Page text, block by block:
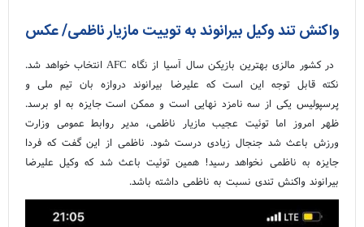
واکنش تند وکیل بیرانوند به توییت مازیار ناظمی/ عکس
در کشور مالزی بهترین بازیکن سال آسیا از نگاه AFC انتخاب خواهد شد.
نکته قابل توجه این است که علیرضا بیرانوند دروازه بان تیم ملی و
پرسپولیس یکی از سه نامزد نهایی است و ممکن است جایزه به او برسد.
ظهر امروز اما توئیت عجیب مازیار ناظمی، مدیر روابط عمومی وزارت
ورزش باعث شد جنجال زیادی درست شود. ناظمی از این گفت که فردا
جایزه به ناظمی نخواهد رسید! همین توئیت باعث شد که وکیل علیرضا
بیرانوند واکنش تندی نسبت به ناظمی داشته باشد.